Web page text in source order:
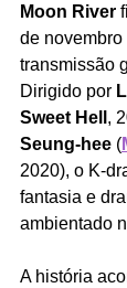
Moon River
de novembro
transmissão
Dirigido por
Sweet Hell ,
Seung-hee (
2020), o K-
fantasia e
ambientado
A história